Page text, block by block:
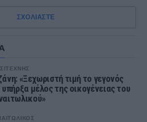
ΣΧΟΛΙΑΣΤΕ
«Ξεχωριστή τιμή το γεγονός
υπήρξα μέλος της οικογένειας του